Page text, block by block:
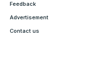
Feedback
Advertisement
Contact us